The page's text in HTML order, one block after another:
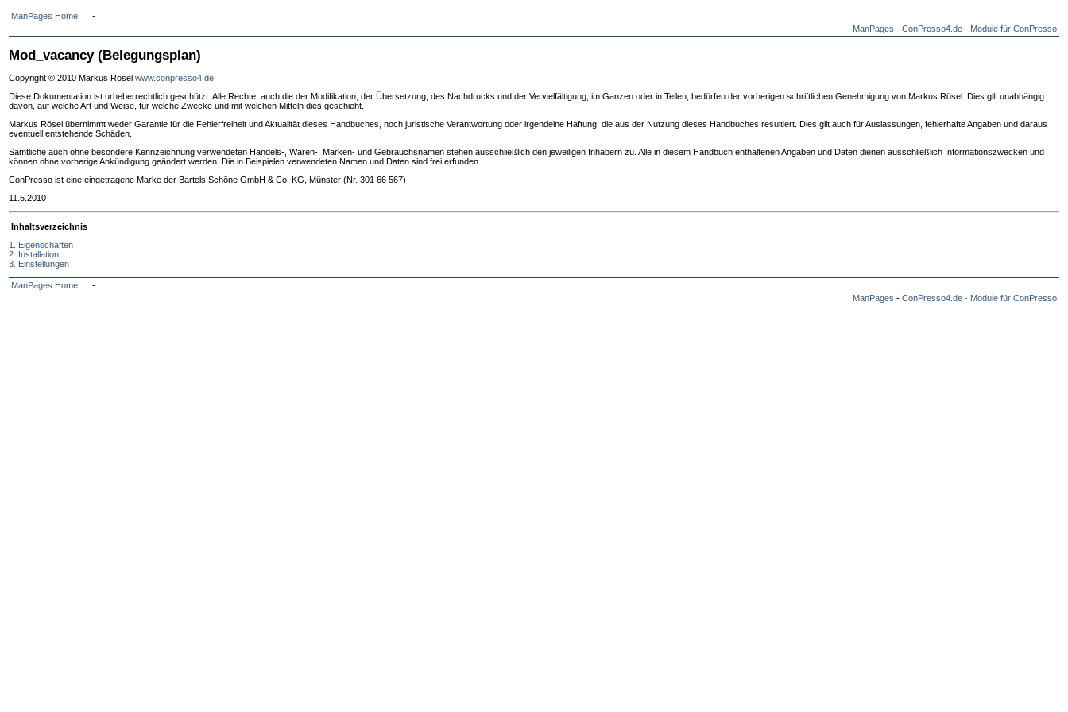
ManPages Home
-
ManPages - ConPresso4.de - Module für ConPresso
Mod_vacancy (Belegungsplan)
Copyright © 2010 Markus Rösel www.conpresso4.de
Diese Dokumentation ist urheberrechtlich geschützt. Alle Rechte, auch die der Modifikation, der Übersetzung, des Nachdrucks und der Vervielfältigung, im Ganzen oder in Teilen, bedürfen der vorherigen schriftlichen Genehmigung von Markus Rösel. Dies gilt unabhängig
davon, auf welche Art und Weise, für welche Zwecke und mit welchen Mitteln dies geschieht.
Markus Rösel übernimmt weder Garantie für die Fehlerfreiheit und Aktualität dieses Handbuches, noch juristische Verantwortung oder irgendeine Haftung, die aus der Nutzung dieses Handbuches resultiert. Dies gilt auch für Auslassungen, fehlerhafte Angaben und daraus
eventuell entstehende Schäden.
Sämtliche auch ohne besondere Kennzeichnung verwendeten Handels-, Waren-, Marken- und Gebrauchsnamen stehen ausschließlich den jeweiligen Inhabern zu. Alle in diesem Handbuch enthaltenen Angaben und Daten dienen ausschließlich Informationszwecken und
können ohne vorherige Ankündigung geändert werden. Die in Beispielen verwendeten Namen und Daten sind frei erfunden.
ConPresso ist eine eingetragene Marke der Bartels Schöne GmbH & Co. KG, Münster (Nr. 301 66 567)
11.5.2010
Inhaltsverzeichnis
1. Eigenschaften
2. Installation
3. Einstellungen
ManPages Home
-
ManPages - ConPresso4.de - Module für ConPresso